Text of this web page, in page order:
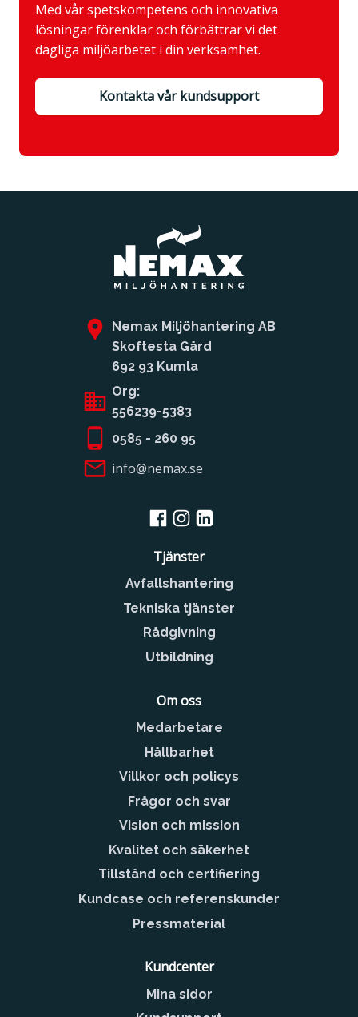
Med vår spetskompetens och innovativa
lösningar förenklar och förbättrar vi det
dagliga miljöarbetet i din verksamhet.
Kontakta vår kundsupport
Nemax Miljöhantering AB
Skoftesta Gård
692 93 Kumla
Org:
556239-5383
0585 - 260 95
info@nemax.se
Tjänster
Avfallshantering
Tekniska tjänster
Rådgivning
Utbildning
Om oss
Medarbetare
Hållbarhet
Villkor och policys
Frågor och svar
Vision och mission
Kvalitet och säkerhet
Tillstånd och certifiering
Kundcase och referenskunder
Pressmaterial
Kundcenter
Mina sidor